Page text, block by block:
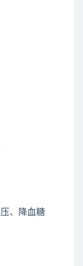
、降血糖